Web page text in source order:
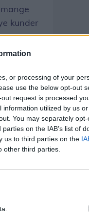
or processing of your
use the below opt-out
request is processed
utilized by us
You may separately
on the IAB’s list of
us to third parties on the
other third parties.
kunder
af
og biler,
blandt
som
om
er der et
sige, at